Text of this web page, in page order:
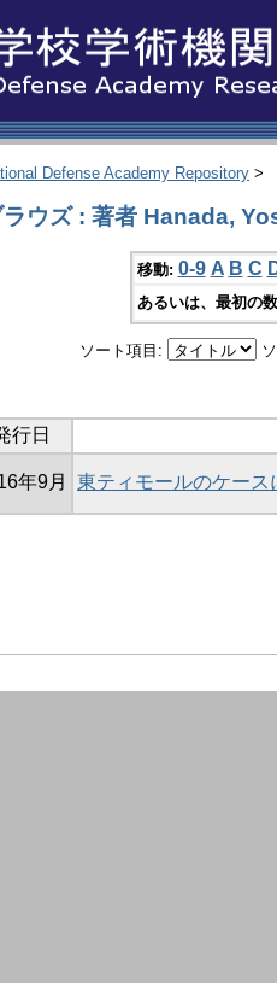
Defense Academy Repository >
ラウズ : 著者 Hanada,
移動: 0-9 A B C
あるいは、最初の
ソート項目:
行日
年9月 東ティモールのケー